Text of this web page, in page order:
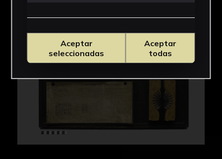
Aceptar
seleccionadas
Aceptar
todas